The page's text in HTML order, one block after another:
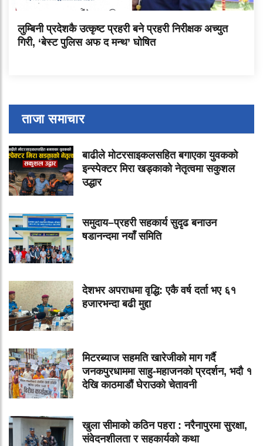
लुम्बिनी प्रदेशकै उत्कृष्ट प्रहरी बने प्रहरी निरीक्षक अच्युत
गिरी, ‘बेस्ट पुलिस अफ द मन्थ’ घोषित
ताजा समाचार
बाढीले मोटरसाइकलसहित बगाएका युवकको
इन्स्पेक्टर मिरा खड्काको नेतृत्वमा सकुशल
उद्धार
समुदाय–प्रहरी सहकार्य सुदृढ बनाउन
षडानन्दमा नयाँ समिति
देशभर अपराधमा वृद्धि: एकै वर्ष दर्ता भए ६१
हजारभन्दा बढी मुद्दा
मिटरब्याज सहमति खारेजीको माग गर्दै
जनकपुरधाममा साहु-महाजनको प्रदर्शन, भदौ १
देखि काठमाडौं घेराउको चेतावनी
खुला सीमाको कठिन पहरा : नरैनापुरमा सुरक्षा,
संवेदनशीलता र सहकार्यको कथा